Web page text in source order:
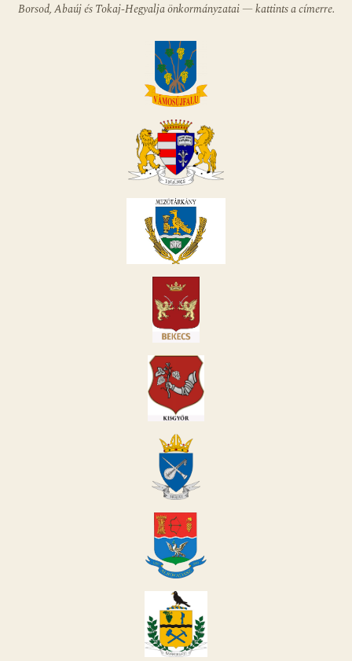
Borsod, Abaúj és Tokaj-Hegyalja önkormányzatai — kattints a címerre.